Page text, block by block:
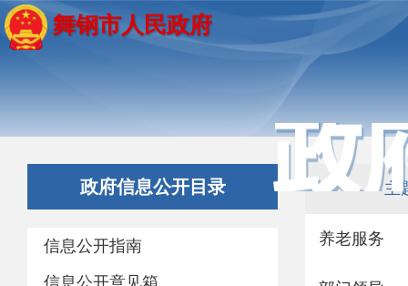
舞钢市人民政府
政府信息公开目录
信息公开指南
信息公开意见箱
主
养老服务